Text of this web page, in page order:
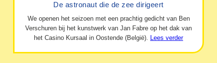
De astronaut die de zee dirigeert
We openen het seizoen met een prachtig gedicht van Ben
Verschuren bij het kunstwerk van Jan Fabre op het dak van
het Casino Kursaal in Oostende (België). Lees verder